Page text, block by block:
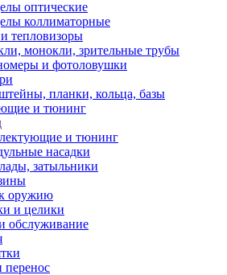
оптические
коллиматорные
тепловизоры
монокли, зрительные трубы
и фотоловушки
планки, кольца, базы
и тюнинг
и тюнинг
насадки
затыльники
оружию
и целики
обслуживание
перенос